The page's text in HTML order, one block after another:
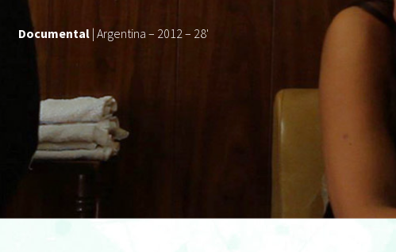
Documental | Argentina – 2012 – 28'